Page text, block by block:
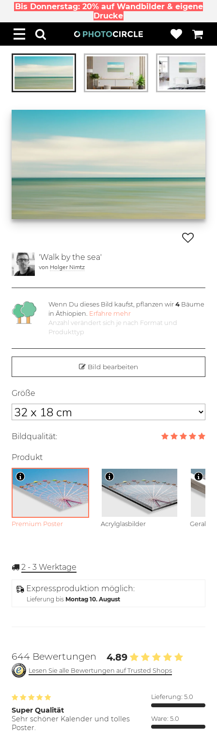
Bis Donnerstag: 20% auf Wandbilder & eigene
Drucke
'Walk by the sea'
von Holger Nimtz
Wenn Du dieses Bild kaufst, pflanzen wir4 Bäume
in Äthiopien. Erfahre mehr
Anzahl verändert sich je nach Format und
Produkttyp
Bild bearbeiten
Größe
Bildqualität:
Produkt
Premium Poster Acrylglasbilder
2 - 3 Werktage
Expressproduktion möglich:
Lieferung bis Montag 10. August
644 Bewertungen 4.89
Lesen Sie alle Bewertungen auf Trusted Shops
Super Qualität
Sehr schöner Kalender und tolles
Poster.
Lieferung: 5.0
Ware: 5.0